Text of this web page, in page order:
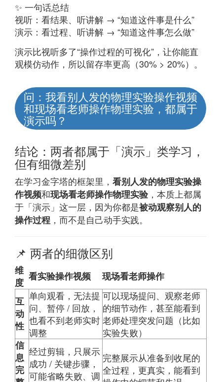
✨ 一句话总结
视听：看结果、听讲解 → “知道这件事是什么”
演示：看过程、听讲解 → “知道这件事怎么做”
演示比视听多了“操作过程的可视化”，让你能直
观模仿动作，所以留存率更高（30% > 20%）。
问：我看别人发的物理实验操作视频
和现场看老师操作物理实验，都属于
演示吗？
结论：两者都属于「演示」类学习，
但有细微差别
在学习金字塔的框架里， 看别人发的物理实验操
作视频和现场看老师操作物理实验，本质上都属
于「演示」这一层，因为你都是被动观察别人的
操作过程 ，而不是自己动手实践。
📌 两者的细微区别
维
度 看实验操作视频
现场看老师操作
互
动
性
单向观看，无法提
问、暂停 / 回放，
也看不到老师实时
调整
可以现场提问、观察老师
的细节动作，甚至能看到
老师处理突发问题（比如
实验失败）
信
息
完
经过剪辑，只展示
成功 / 关键步骤，
可能省略失败、调
完整展示从准备到收尾的
全过程，更真实，能看到